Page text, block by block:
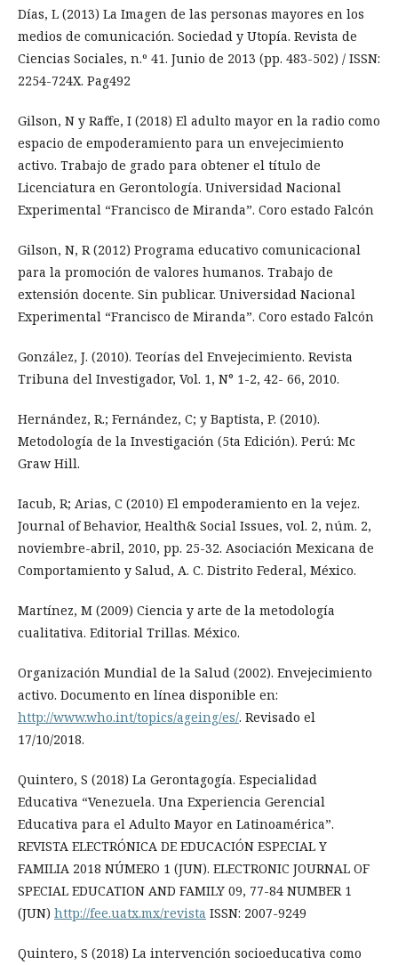
Días, L (2013) La Imagen de las personas mayores en los
medios de comunicación. Sociedad y Utopía. Revista de
Ciencias Sociales, n.º 41. Junio de 2013 (pp. 483-502) / ISSN:
2254-724X. Pag492
Gilson, N y Raffe, I (2018) El adulto mayor en la radio como
espacio de empoderamiento para un envejecimiento
activo. Trabajo de grado para obtener el título de
Licenciatura en Gerontología. Universidad Nacional
Experimental “Francisco de Miranda”. Coro estado Falcón
Gilson, N, R (2012) Programa educativo comunicacional
para la promoción de valores humanos. Trabajo de
extensión docente. Sin publicar. Universidad Nacional
Experimental “Francisco de Miranda”. Coro estado Falcón
González, J. (2010). Teorías del Envejecimiento. Revista
Tribuna del Investigador, Vol. 1, N° 1-2, 42- 66, 2010.
Hernández, R.; Fernández, C; y Baptista, P. (2010).
Metodología de la Investigación (5ta Edición). Perú: Mc
Graw Hill.
Iacub, R; Arias, C (2010) El empoderamiento en la vejez.
Journal of Behavior, Health& Social Issues, vol. 2, núm. 2,
noviembre-abril, 2010, pp. 25-32. Asociación Mexicana de
Comportamiento y Salud, A. C. Distrito Federal, México.
Martínez, M (2009) Ciencia y arte de la metodología
cualitativa. Editorial Trillas. México.
Organización Mundial de la Salud (2002). Envejecimiento
activo. Documento en línea disponible en:
http://www.who.int/topics/ageing/es/. Revisado el
17/10/2018.
Quintero, S (2018) La Gerontagogía. Especialidad
Educativa “Venezuela. Una Experiencia Gerencial
Educativa para el Adulto Mayor en Latinoamérica”.
REVISTA ELECTRÓNICA DE EDUCACIÓN ESPECIAL Y
FAMILIA 2018 NÚMERO 1 (JUN). ELECTRONIC JOURNAL OF
SPECIAL EDUCATION AND FAMILY 09, 77-84 NUMBER 1
(JUN) http://fee.uatx.mx/revista ISSN: 2007-9249
Quintero, S (2018) La intervención socioeducativa como